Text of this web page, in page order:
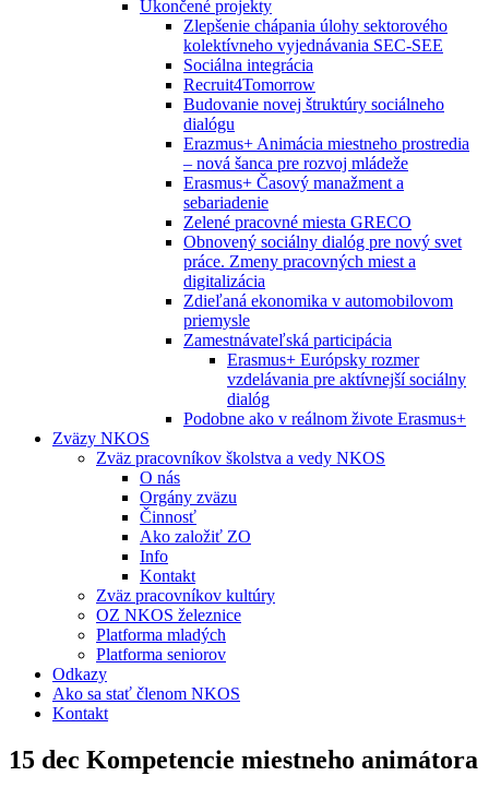
Ukončené projekty
Zlepšenie chápania úlohy sektorového
kolektívneho vyjednávania SEC-SEE
Sociálna integrácia
Recruit4Tomorrow
Budovanie novej štruktúry sociálneho
dialógu
Erazmus+ Animácia miestneho prostredia
– nová šanca pre rozvoj mládeže
Erasmus+ Časový manažment a
sebariadenie
Zelené pracovné miesta GRECO
Obnovený sociálny dialóg pre nový svet
práce. Zmeny pracovných miest a
digitalizácia
Zdieľaná ekonomika v automobilovom
priemysle
Zamestnávateľská participácia
Erasmus+ Európsky rozmer
vzdelávania pre aktívnejší sociálny
dialóg
Podobne ako v reálnom živote Erasmus+
Zväzy NKOS
Zväz pracovníkov školstva a vedy NKOS
O nás
Orgány zväzu
Činnosť
Ako založiť ZO
Info
Kontakt
Zväz pracovníkov kultúry
OZ NKOS železnice
Platforma mladých
Platforma seniorov
Odkazy
Ako sa stať členom NKOS
Kontakt
15 dec Kompetencie miestneho animátora